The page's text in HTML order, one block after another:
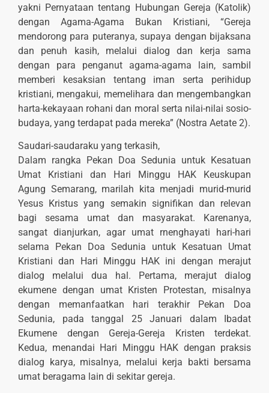
yakni Pernyataan tentang Hubungan Gereja (Katolik)
dengan Agama-Agama Bukan Kristiani, “Gereja
mendorong para puteranya, supaya dengan bijaksana
dan penuh kasih, melalui dialog dan kerja sama
dengan para penganut agama-agama lain, sambil
memberi kesaksian tentang iman serta perihidup
kristiani, mengakui, memelihara dan mengembangkan
harta-kekayaan rohani dan moral serta nilai-nilai sosio-
budaya, yang terdapat pada mereka” (Nostra Aetate 2).
Saudari-saudaraku yang terkasih,
Dalam rangka Pekan Doa Sedunia untuk Kesatuan
Umat Kristiani dan Hari Minggu HAK Keuskupan
Agung Semarang, marilah kita menjadi murid-murid
Yesus Kristus yang semakin signifikan dan relevan
bagi sesama umat dan masyarakat. Karenanya,
sangat dianjurkan, agar umat rnenghayati hari-hari
selama Pekan Doa Sedunia untuk Kesatuan Umat
Kristiani dan Hari Minggu HAK ini dengan merajut
dialog melalui dua hal. Pertama, merajut dialog
ekumene dengan umat Kristen Protestan, misalnya
dengan memanfaatkan hari terakhir Pekan Doa
Sedunia, pada tanggal 25 Januari dalam Ibadat
Ekumene dengan Gereja-Gereja Kristen terdekat.
Kedua, menandai Hari Minggu HAK dengan praksis
dialog karya, misalnya, melalui kerja bakti bersama
umat beragama lain di sekitar gereja.